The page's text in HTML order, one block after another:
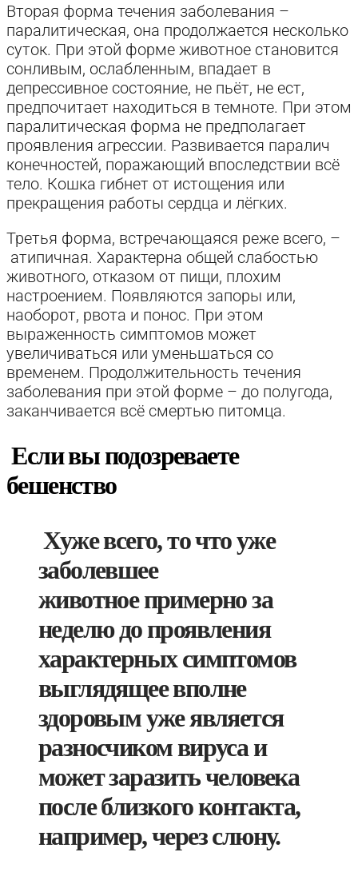
Вторая форма течения заболевания –
паралитическая, она продолжается несколько
суток. При этой форме животное становится
сонливым, ослабленным, впадает в
депрессивное состояние, не пьёт, не ест,
предпочитает находиться в темноте. При этом
паралитическая форма не предполагает
проявления агрессии. Развивается паралич
конечностей, поражающий впоследствии всё
тело. Кошка гибнет от истощения или
прекращения работы сердца и лёгких.
Третья форма, встречающаяся реже всего, –
атипичная. Характерна общей слабостью
животного, отказом от пищи, плохим
настроением. Появляются запоры или,
наоборот, рвота и понос. При этом
выраженность симптомов может
увеличиваться или уменьшаться со
временем. Продолжительность течения
заболевания при этой форме – до полугода,
заканчивается всё смертью питомца.
Если вы подозреваете
бешенство
Хуже всего, то что уже
заболевшее
животное примерно за
неделю до проявления
характерных симптомов
выглядящее вполне
здоровым уже является
разносчиком вируса и
может заразить человека
после близкого контакта,
например, через слюну.